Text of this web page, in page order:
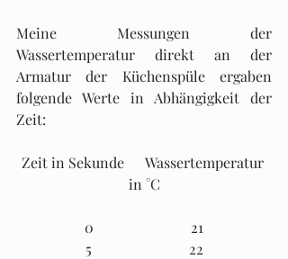
Meine Messungen der
Wassertemperatur direkt an der
Armatur der Küchenspüle ergaben
folgende Werte in Abhängigkeit der
Zeit:
Zeit in Sekunde      Wassertemperatur
in °C
0                           21
5                           22